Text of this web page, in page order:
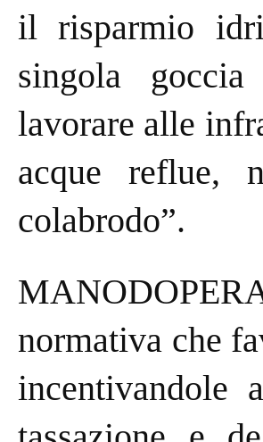
il risparmio
singola
lavorare alle
acque reflue,
colabrodo”.
normativa che
incentivandole